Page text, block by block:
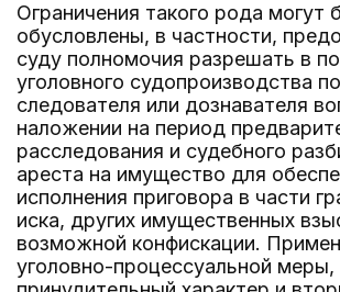
Ограничения такого рода могут
обусловлены, в частности,
суду полномочия разрешать в
уголовного судопроизводства
следователя или дознавателя
наложении на период
расследования и судебного
ареста на имущество для
исполнения приговора в части
иска, других имущественных
возможной конфискации.
уголовно-процессуальной